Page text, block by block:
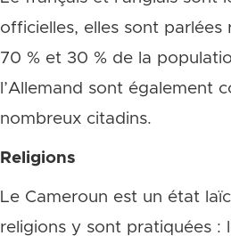
officielles, elles sont
70 % et 30 % de la
l’Allemand sont également
nombreux citadins.
Religions
Le Cameroun est un état
religions y sont pratiquées :